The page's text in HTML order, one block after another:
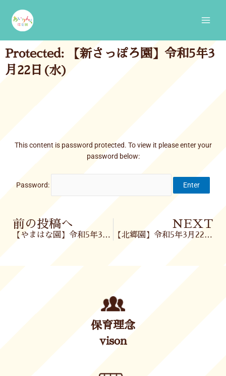
content
Protected: 【新さっぽろ園】令和5年3
月22日(水)
This content is password protected. To view it please enter your
password below:
Password:
Prev
前の投稿へ
【やまはな園】令和5年3月20日(月)
NEXT
【北郷園】令和5年3月22日(水)
保育理念
vison